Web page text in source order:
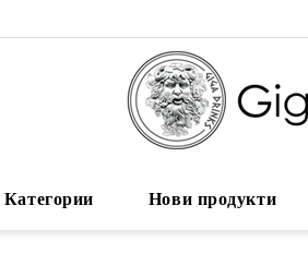
Категории Нови продукти